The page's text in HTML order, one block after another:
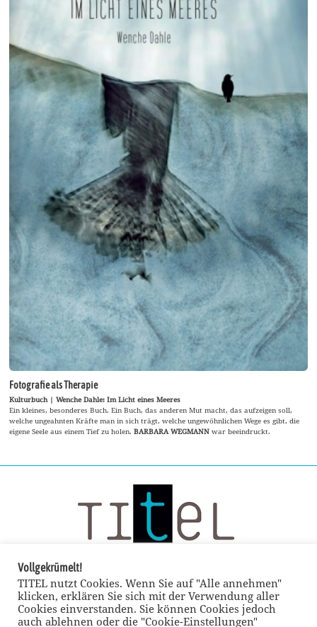
Fotografie als Therapie
Kulturbuch | Wenche Dahle: Im Licht eines Meeres
Ein kleines, besonderes Buch. Ein Buch, das anderen Mut macht, das aufzeigen soll,
welche ungeahnten Kräfte man in sich trägt, welche ungewöhnlichen Wege es gibt, die
eigene Seele aus einem Tief zu holen.BARBARA WEGMANNwar beeindruckt.
Vollgekrümelt!
TITEL nutzt Cookies. Wenn Sie auf "Alle annehmen"
klicken, erklären Sie sich mit der Verwendung aller
Cookies einverstanden. Sie können Cookies jedoch
auch ablehnen oder die "Cookie-Einstellungen"